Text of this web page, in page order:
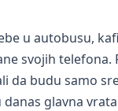
u autobusu,
svojih telefona.
da budu samo
glavna